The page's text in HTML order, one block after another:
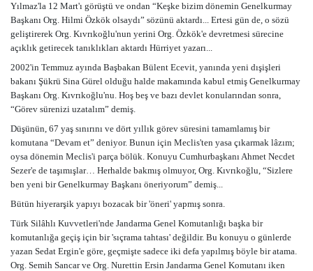
Yılmaz'la 12 Mart'ı görüştü ve ondan “Keşke bizim dönemin Genelkurmay
Başkanı Org. Hilmi Özkök olsaydı” sözünü aktardı... Ertesi gün de, o sözü
geliştirerek Org. Kıvrıkoğlu'nun yerini Org. Özkök'e devretmesi sürecine
açıklık getirecek tanıklıkları aktardı Hürriyet yazarı...
2002'in Temmuz ayında Başbakan Bülent Ecevit, yanında yeni dışişleri
bakanı Şükrü Sina Gürel olduğu halde makamında kabul etmiş Genelkurmay
Başkanı Org. Kıvrıkoğlu'nu. Hoş beş ve bazı devlet konularından sonra,
“Görev sürenizi uzatalım” demiş.
Düşünün, 67 yaş sınırını ve dört yıllık görev süresini tamamlamış bir
komutana “Devam et” deniyor. Bunun için Meclis'ten yasa çıkarmak lâzım;
oysa dönemin Meclis'i parça bölük. Konuyu Cumhurbaşkanı Ahmet Necdet
Sezer'e de taşımışlar… Herhalde bakmış olmuyor, Org. Kıvrıkoğlu, “Sizlere
ben yeni bir Genelkurmay Başkanı öneriyorum” demiş...
Bütün hiyerarşik yapıyı bozacak bir 'öneri' yapmış sonra.
Türk Silâhlı Kuvvetleri'nde Jandarma Genel Komutanlığı başka bir
komutanlığa geçiş için bir 'sıçrama tahtası' değildir. Bu konuyu o günlerde
yazan Sedat Ergin'e göre, geçmişte sadece iki defa yapılmış böyle bir atama.
Org. Semih Sancar ve Org. Nurettin Ersin Jandarma Genel Komutanı iken